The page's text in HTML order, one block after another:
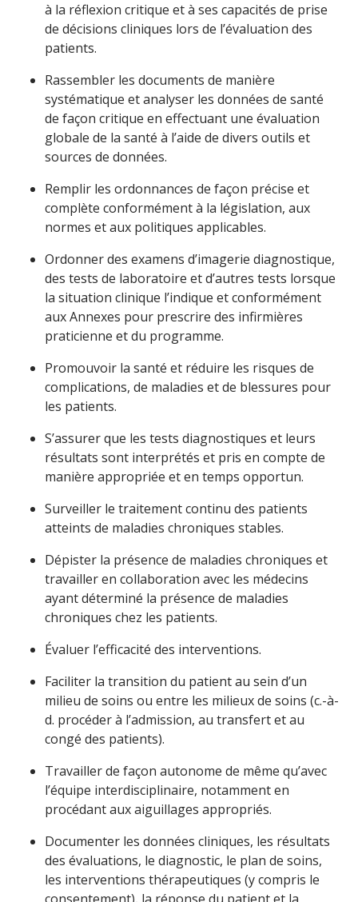
à la réflexion critique et à ses capacités de prise
de décisions cliniques lors de l’évaluation des
patients.
Rassembler les documents de manière
systématique et analyser les données de santé
de façon critique en effectuant une évaluation
globale de la santé à l’aide de divers outils et
sources de données.
Remplir les ordonnances de façon précise et
complète conformément à la législation, aux
normes et aux politiques applicables.
Ordonner des examens d’imagerie diagnostique,
des tests de laboratoire et d’autres tests lorsque
la situation clinique l’indique et conformément
aux Annexes pour prescrire des infirmières
praticienne et du programme.
Promouvoir la santé et réduire les risques de
complications, de maladies et de blessures pour
les patients.
S’assurer que les tests diagnostiques et leurs
résultats sont interprétés et pris en compte de
manière appropriée et en temps opportun.
Surveiller le traitement continu des patients
atteints de maladies chroniques stables.
Dépister la présence de maladies chroniques et
travailler en collaboration avec les médecins
ayant déterminé la présence de maladies
chroniques chez les patients.
Évaluer l’efficacité des interventions.
Faciliter la transition du patient au sein d’un
milieu de soins ou entre les milieux de soins (c.-à-
d. procéder à l’admission, au transfert et au
congé des patients).
Travailler de façon autonome de même qu’avec
l’équipe interdisciplinaire, notamment en
procédant aux aiguillages appropriés.
Documenter les données cliniques, les résultats
des évaluations, le diagnostic, le plan de soins,
les interventions thérapeutiques (y compris le